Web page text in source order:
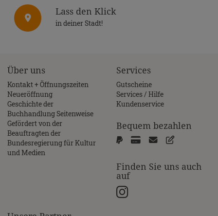
Lass den Klick
in deiner Stadt!
Über uns
Kontakt + Öffnungszeiten
Neueröffnung
Geschichte der
Buchhandlung Seitenweise
Gefördert von der
Beauftragten der
Bundesregierung für Kultur
und Medien
Services
Gutscheine
Services / Hilfe
Kundenservice
Bequem bezahlen
Finden Sie uns auch
auf